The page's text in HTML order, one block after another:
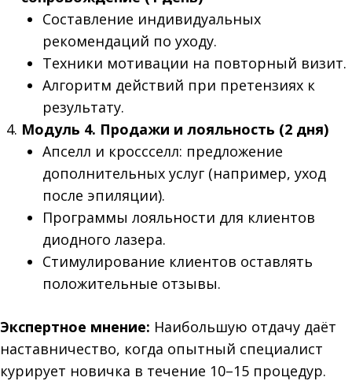
Составление индивидуальных
рекомендаций по уходу.
Техники мотивации на повторный визит.
Алгоритм действий при претензиях к
результату.
Модуль 4. Продажи и лояльность (2 дня)
Апселл и кроссселл: предложение
дополнительных услуг (например, уход
после эпиляции).
Программы лояльности для клиентов
диодного лазера.
Стимулирование клиентов оставлять
положительные отзывы.
Экспертное мнение: Наибольшую отдачу даёт
наставничество, когда опытный специалист
курирует новичка в течение 10–15 процедур.